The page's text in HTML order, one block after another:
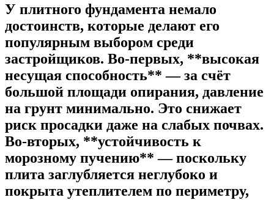
У плитного фундамента немало
достоинств, которые делают его
популярным выбором среди
застройщиков. Во-первых, **высокая
несущая способность** — за счёт
большой площади опирания, давление
на грунт минимально. Это снижает
риск просадки даже на слабых почвах.
Во-вторых, **устойчивость к
морозному пучению** — поскольку
плита заглубляется неглубоко и
покрыта утеплителем по периметру,